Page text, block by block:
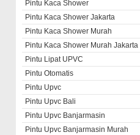
Pintu Kaca Shower
Pintu Kaca Shower Jakarta
Pintu Kaca Shower Murah
Pintu Kaca Shower Murah Jakarta
Pintu Lipat UPVC
Pintu Otomatis
Pintu Upvc
Pintu Upvc Bali
Pintu Upvc Banjarmasin
Pintu Upvc Banjarmasin Murah